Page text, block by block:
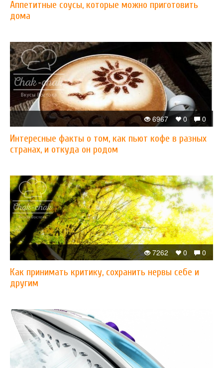
Аппетитные соусы, которые можно приготовить
дома
0
0
6967
Интересные факты о том, как пьют кофе в разных
странах, и откуда он родом
0
0
7262
Как принимать критику, сохранить нервы себе и
другим